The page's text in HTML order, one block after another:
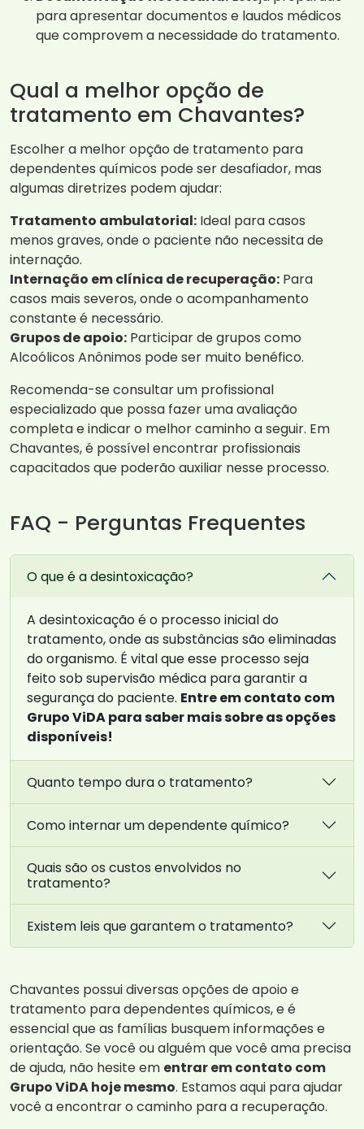
para apresentar documentos e laudos médicos
que comprovem a necessidade do tratamento.
Qual a melhor opção de
tratamento em Chavantes?
Escolher a melhor opção de tratamento para
dependentes químicos pode ser desafiador, mas
algumas diretrizes podem ajudar:
Tratamento ambulatorial: Ideal para casos
menos graves, onde o paciente não necessita de
internação.
Internação em clínica de recuperação: Para
casos mais severos, onde o acompanhamento
constante é necessário.
Grupos de apoio: Participar de grupos como
Alcoólicos Anônimos pode ser muito benéfico.
Recomenda-se consultar um profissional
especializado que possa fazer uma avaliação
completa e indicar o melhor caminho a seguir. Em
Chavantes, é possível encontrar profissionais
capacitados que poderão auxiliar nesse processo.
FAQ - Perguntas Frequentes
O que é a desintoxicação?
A desintoxicação é o processo inicial do
tratamento, onde as substâncias são eliminadas
do organismo. É vital que esse processo seja
feito sob supervisão médica para garantir a
segurança do paciente. Entre em contato com
Grupo ViDA para saber mais sobre as opções
disponíveis!
Quanto tempo dura o tratamento?
Como internar um dependente químico?
Quais são os custos envolvidos no
tratamento?
Existem leis que garantem o tratamento?
Chavantes possui diversas opções de apoio e
tratamento para dependentes químicos, e é
essencial que as famílias busquem informações e
orientação. Se você ou alguém que você ama precisa
de ajuda, não hesite em entrar em contato com
Grupo ViDA hoje mesmo. Estamos aqui para ajudar
você a encontrar o caminho para a recuperação.